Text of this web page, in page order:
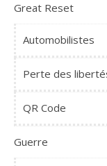
Great Reset
Automobilistes
Perte des
QR Code
Guerre